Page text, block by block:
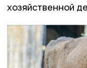
хозяйственной